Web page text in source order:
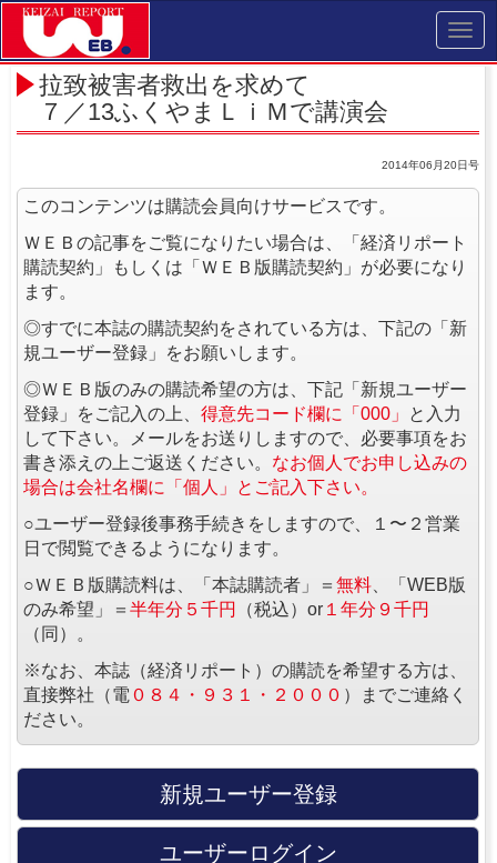
拉致被害者救出を求めて
７／13ふくやまＬｉＭで講演会
2014年06月20日号
このコンテンツは購読会員向けサービスです。
ＷＥＢの記事をご覧になりたい場合は、「経済リポート
購読契約」もしくは「ＷＥＢ版購読契約」が必要になり
ます。
◎すでに本誌の購読契約をされている方は、下記の「新
規ユーザー登録」をお願いします。
◎ＷＥＢ版のみの購読希望の方は、下記「新規ユーザー
登録」をご記入の上、 得意先コード欄に「000」
と入力
して下さい。メールをお送りしますので、必要事項をお
書き添えの上ご返送ください。 なお個人でお申し込みの
場合は会社名欄に「個人」とご記入下さい。
○ユーザー登録後事務手続きをしますので、１〜２営業
日で閲覧できるようになります。
○ＷＥＢ版購読料は、「本誌購読者」＝ 無料 、「WEB版
のみ希望」＝ 半年分５千円 （税込）or １年分９千円
（同）。
※なお、本誌（経済リポート）の購読を希望する方は、
直接弊社（電 ０８４・９３１・２０００ ）までご連絡く
ださい。
新規ユーザー登録
ユーザーログイン